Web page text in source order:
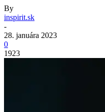
By
inspirit.sk
-
28. januára 2023
0
1923